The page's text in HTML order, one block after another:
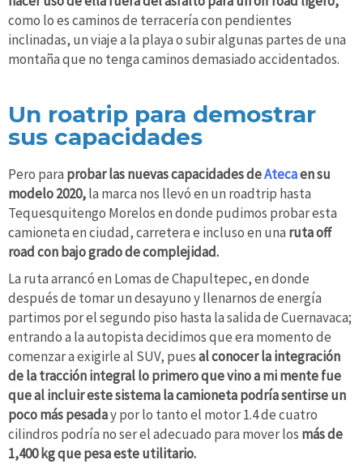
como lo es caminos de terracería con pendientes
inclinadas, un viaje a la playa o subir algunas partes de una
montaña que no tenga caminos demasiado accidentados.
Un roatrip para demostrar
sus capacidades
Pero para probar las nuevas capacidades deAtecaen su
modelo 2020,la marca nos llevó en un roadtrip hasta
Tequesquitengo Morelos en donde pudimos probar esta
camioneta en ciudad, carretera e incluso en una ruta off
road con bajo grado de complejidad.
La ruta arrancó en Lomas de Chapultepec, en donde
después de tomar un desayuno y llenarnos de energía
partimos por el segundo piso hasta la salida de Cuernavaca;
entrando a la autopista decidimos que era momento de
comenzar a exigirle al SUV, puesal conocer la integración
de la tracción integral lo primero que vino a mi mente fue
que al incluir este sistema la camioneta podría sentirse un
poco más pesaday por lo tanto el motor 1.4 de cuatro
cilindros podría no ser el adecuado para mover los más de
1,400 kg que pesa este utilitario.